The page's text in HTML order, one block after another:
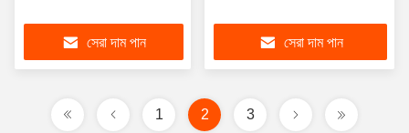
সেরা দাম পান সেরা দাম পান
1 2 3